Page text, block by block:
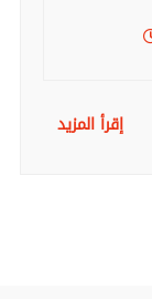
إقرأ المزيد